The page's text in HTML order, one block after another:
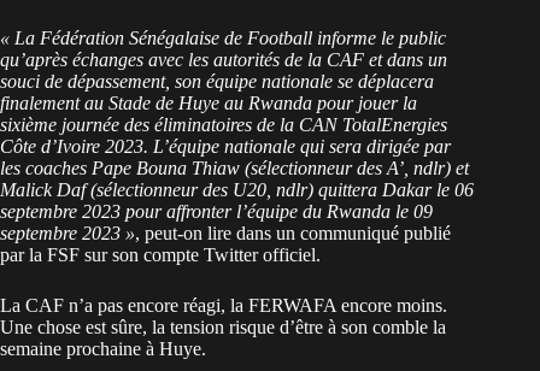
« La Fédération Sénégalaise de Football informe le public
qu’après échanges avec les autorités de la CAF et dans un
souci de dépassement, son équipe nationale se déplacera
finalement au Stade de Huye au Rwanda pour jouer la
sixième journée des éliminatoires de la CAN TotalEnergies
Côte d’Ivoire 2023. L’équipe nationale qui sera dirigée par
les coaches Pape Bouna Thiaw (sélectionneur des A’, ndlr) et
Malick Daf (sélectionneur des U20, ndlr) quittera Dakar le 06
septembre 2023 pour affronter l’équipe du Rwanda le 09
septembre 2023 », peut-on lire dans un communiqué publié
par la FSF sur son compte Twitter officiel.
La CAF n’a pas encore réagi, la FERWAFA encore moins.
Une chose est sûre, la tension risque d’être à son comble la
semaine prochaine à Huye.